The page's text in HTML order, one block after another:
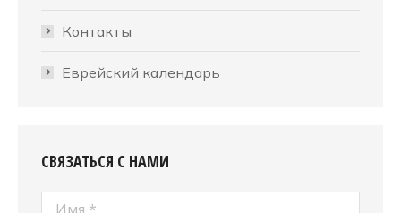
Контакты
Еврейский календарь
СВЯЗАТЬСЯ С НАМИ
Имя *